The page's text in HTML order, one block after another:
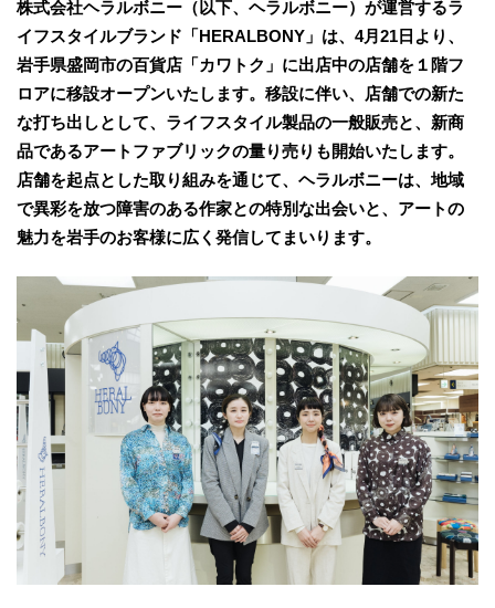
株式会社ヘラルボニー（以下、ヘラルボニー）が運営するラ
イフスタイルブランド「HERALBONY」は、4月21日より、
岩手県盛岡市の百貨店「カワトク」に出店中の店舗を１階フ
ロアに移設オープンいたします。移設に伴い、店舗での新た
な打ち出しとして、ライフスタイル製品の一般販売と、新商
品であるアートファブリックの量り売りも開始いたします。
店舗を起点とした取り組みを通じて、ヘラルボニーは、地域
で異彩を放つ障害のある作家との特別な出会いと、アートの
魅力を岩手のお客様に広く発信してまいります。